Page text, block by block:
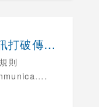
20150212- WebRTC視訊打破傳統視訊會....
則